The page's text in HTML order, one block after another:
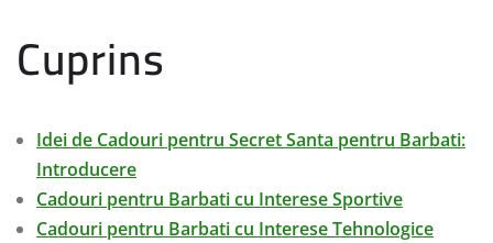
Cuprins
Idei de Cadouri pentru Secret Santa pentru Barbati:
Introducere
Cadouri pentru Barbati cu Interese Sportive
Cadouri pentru Barbati cu Interese Tehnologice